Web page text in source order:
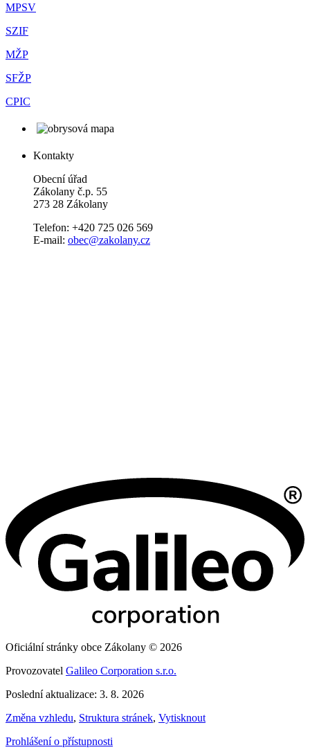
MPSV
SZIF
MŽP
SFŽP
CPIC
Kontakty
Obecní úřad
Zákolany č.p. 55
273 28 Zákolany
Telefon: +420 725 026 569
E-mail: obec@zakolany.cz
Oficiální stránky obce Zákolany © 2026
Provozovatel Galileo Corporation s.r.o.
Poslední aktualizace: 3. 8. 2026
Změna vzhledu, Struktura stránek, Vytisknout
Prohlášení o přístupnosti